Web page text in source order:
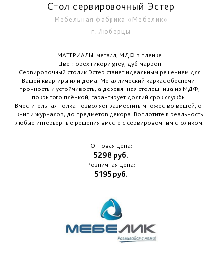
Стол сервировочный Эстер
Мебельная фабрика «Мебелик»
г. Люберцы
МАТЕРИАЛЫ: металл, МДФ в пленке
Цвет: орех гикори grey, дуб маррон
Сервировочный столик Эстер станет идеальным решением для
Вашей квартиры или дома. Металлический каркас обеспечит
прочность и устойчивость, а деревянная столешница из МДФ,
покрытого плёнкой, гарантирует долгий срок службы.
Вместительная полка позволяет разместить множество вещей, от
книг и журналов, до предметов декора. Воплотите в реальность
любые интерьерные решения вместе с сервировочным столиком.
Оптовая цена:
5298 руб.
Розничная цена:
5195 руб.